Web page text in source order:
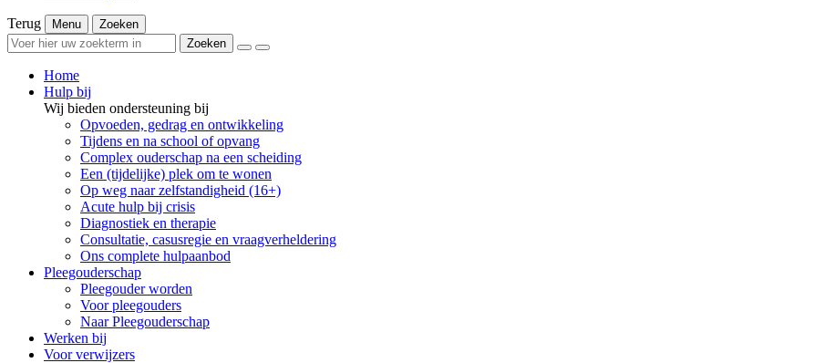
Terug Menu
Zoeken
Zoeken
Home
Hulp bij
Wij bieden ondersteuning bij
Opvoeden, gedrag en ontwikkeling
Tijdens en na school of opvang
Complex ouderschap na een scheiding
Een (tijdelijke) plek om te wonen
Op weg naar zelfstandigheid (16+)
Acute hulp bij crisis
Diagnostiek en therapie
Consultatie, casusregie en vraagverheldering
Ons complete hulpaanbod
Pleegouderschap
Pleegouder worden
Voor pleegouders
Naar Pleegouderschap
Werken bij
Voor verwijzers